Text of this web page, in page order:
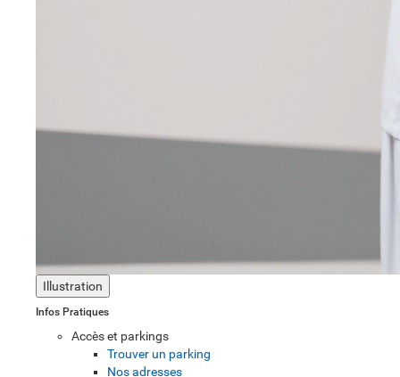
Illustration
Infos Pratiques
Accès et parkings
Trouver un parking
Nos adresses